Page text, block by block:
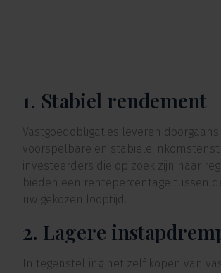
1. Stabiel rendement
Vastgoedobligaties leveren
voorspelbare en stabiele
investeerders die op zoek zijn naar
bieden een rentepercentage tussen
uw gekozen looptijd.
2. Lagere
In tegenstelling het zelf kopen van